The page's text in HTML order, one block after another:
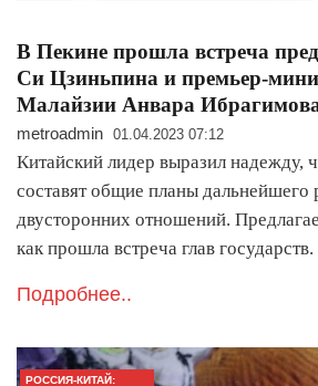
В Пекине прошла встреча
Си Цзиньпина и премьер-
Малайзии Анвара
metroadmin 01.04.2023 07:12
Китайский лидер выразил надежду,
составят общие планы дальнейшего
двусторонних отношений.
как прошла встреча глав государств.
Подробнее..
РОССИЯ-КИТАЙ: